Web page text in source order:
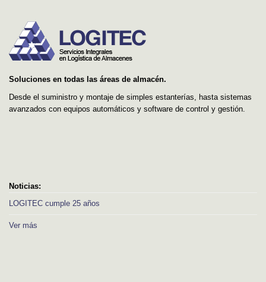
Soluciones en todas las áreas de almacén.
Desde el suministro y montaje de simples estanterías, hasta sistemas
avanzados con equipos automáticos y software de control y gestión.
Noticias:
LOGITEC cumple 25 años
Ver más